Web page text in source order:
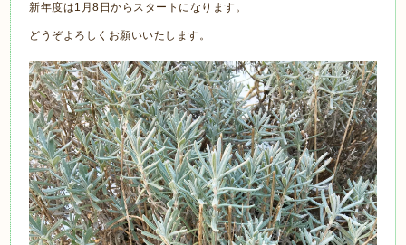
新年度は1月8日からスタートになります。
どうぞよろしくお願いいたします。